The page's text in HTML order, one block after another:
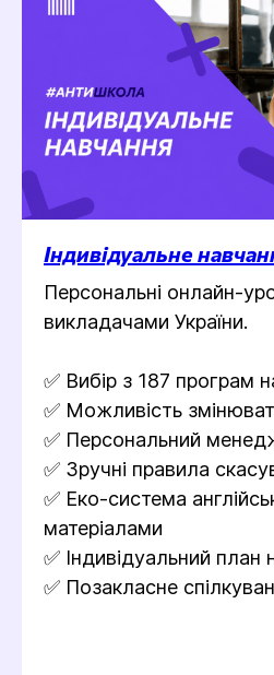
Індивідуальне
Персональні онлайн-
викладачами України.
✅ Вибір з 187 програм
✅ Можливість
✅ Персональний
✅ Зручні правила
✅ Еко-система
матеріалами
✅ Індивідуальний план
✅ Позакласне